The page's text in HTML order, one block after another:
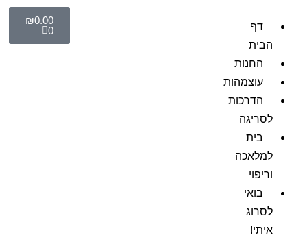
דף
הבית
החנות
עוצמהות
הדרכות
לסריגה
בית
למלאכה
וריפוי
בואי
לסרוג
איתי!
₪0.00
0